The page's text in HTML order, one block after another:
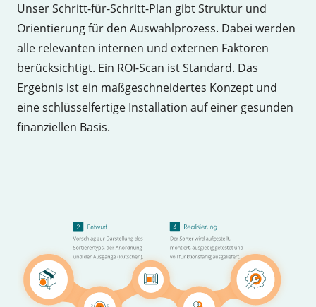
Unser Schritt-für-Schritt-Plan gibt Struktur und
Orientierung für den Auswahlprozess. Dabei werden
alle relevanten internen und externen Faktoren
berücksichtigt. Ein ROI-Scan ist Standard. Das
Ergebnis ist ein maßgeschneidertes Konzept und
eine schlüsselfertige Installation auf einer gesunden
finanziellen Basis.